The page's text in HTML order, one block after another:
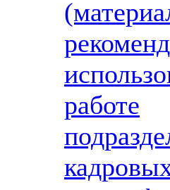
работе